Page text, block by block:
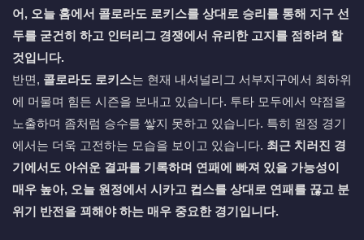
어, 오늘 홈에서 콜로라도 로키스를 상대로 승리를 통해 지구 선
두를 굳건히 하고 인터리그 경쟁에서 유리한 고지를 점하려 할
것입니다.
반면, 콜로라도 로키스는 현재 내셔널리그 서부지구에서 최하위
에 머물며 힘든 시즌을 보내고 있습니다. 투타 모두에서 약점을
노출하며 좀처럼 승수를 쌓지 못하고 있습니다. 특히 원정 경기
에서는 더욱 고전하는 모습을 보이고 있습니다. 최근 치러진 경
기에서도 아쉬운 결과를 기록하며 연패에 빠져 있을 가능성이
매우 높아, 오늘 원정에서 시카고 컵스를 상대로 연패를 끊고 분
위기 반전을 꾀해야 하는 매우 중요한 경기입니다.